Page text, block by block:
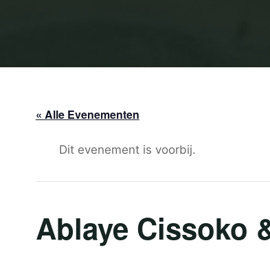
« Alle Evenementen
Dit evenement is voorbij.
Ablaye Cissoko